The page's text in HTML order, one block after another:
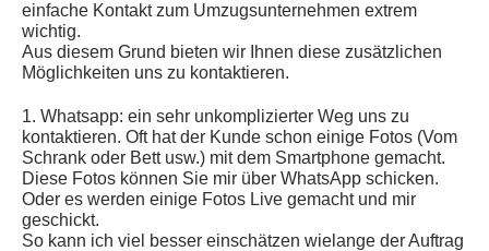
einfache Kontakt zum Umzugsunternehmen extrem
wichtig.
Aus diesem Grund bieten wir Ihnen diese zusätzlichen
Möglichkeiten uns zu kontaktieren.
1. Whatsapp: ein sehr unkomplizierter Weg uns zu
kontaktieren. Oft hat der Kunde schon einige Fotos (Vom
Schrank oder Bett usw.) mit dem Smartphone gemacht.
Diese Fotos können Sie mir über WhatsApp schicken.
Oder es werden einige Fotos Live gemacht und mir
geschickt.
So kann ich viel besser einschätzen wielange der Auftrag